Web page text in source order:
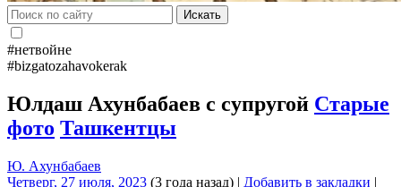
Искать
#нетвойне
#bizgatozahavokerak
Юлдаш Ахунбабаев с супругой Старые
фото Ташкентцы
Ю. Ахунбабаев
Четверг, 27 июля, 2023 (3 года назад) | Добавить в закладки |